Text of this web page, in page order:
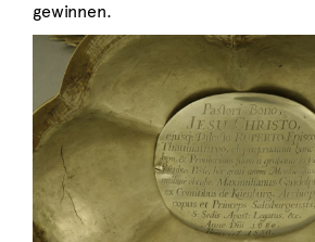
gewinnen.